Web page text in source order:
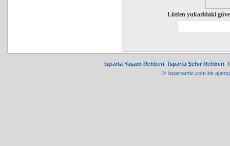
Lütfen yukaridaki
Isparta Yaşam Rehberi- Isparta Şehir Rehberi-
© Ispartamiz.com bir